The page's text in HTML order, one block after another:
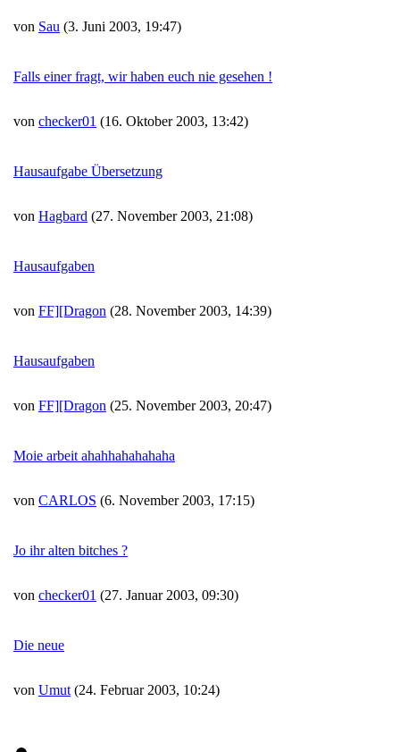
von Sau (3. Juni 2003, 19:47)
Falls einer fragt, wir haben euch nie gesehen !
von checker01 (16. Oktober 2003, 13:42)
Hausaufgabe Übersetzung
von Hagbard (27. November 2003, 21:08)
Hausaufgaben
von FF][Dragon (28. November 2003, 14:39)
Hausaufgaben
von FF][Dragon (25. November 2003, 20:47)
Moie arbeit ahahhahahahaha
von CARLOS (6. November 2003, 17:15)
Jo ihr alten bitches ?
von checker01 (27. Januar 2003, 09:30)
Die neue
von Umut (24. Februar 2003, 10:24)